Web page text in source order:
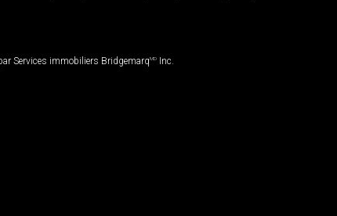
Services immobiliers BridgemarqMD Inc.